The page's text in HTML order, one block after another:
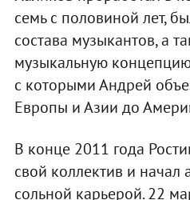
семь с половиной лет,
состава музыкантов, а
музыкальную
с которыми Андрей
Европы и Азии до
В конце 2011 года
свой коллектив и начал
сольной карьерой. 22